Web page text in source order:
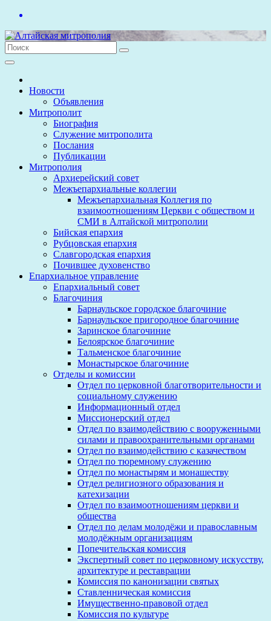
Перейти
содержимому
Новости
Объявления
Митрополит
Биография
Служение митрополита
Послания
Публикации
Митрополия
Архиерейский совет
Межъепархиальные коллегии
Межъепархиальная Коллегия по
взаимоотношениям Церкви с обществом и
СМИ в Алтайской митрополии
Бийская епархия
Рубцовская епархия
Славгородская епархия
Почившее духовенство
Епархиальное управление
Епархиальный совет
Благочиния
Барнаульское городское благочиние
Барнаульское пригородное благочиние
Заринское благочиние
Белоярское благочиние
Тальменское благочиние
Монастырское благочиние
Отделы и комиссии
Отдел по церковной благотворительности и
социальному служению
Информационный отдел
Миссионерский отдел
Отдел по взаимодействию с вооруженными
силами и правоохранительными органами
Отдел по взаимодействию с казачеством
Отдел по тюремному служению
Отдел по монастырям и монашеству
Отдел религиозного образования и
катехизации
Отдел по взаимоотношениям церкви и
общества
Отдел по делам молодёжи и православным
молодёжным организациям
Попечительская комиссия
Экспертный совет по церковному искусству,
архитектуре и реставрации
Комиссия по канонизации святых
Ставленническая комиссия
Имущественно-правовой отдел
Комиссия по культуре